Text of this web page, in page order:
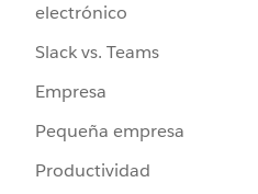
electrónico
Slack vs. Teams
Empresa
Pequeña empresa
Productividad